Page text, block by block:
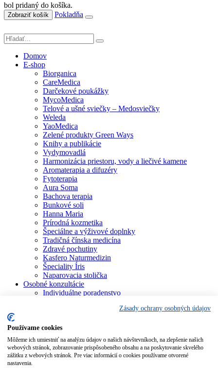
bol pridaný do košíka.
Zobraziť košík Pokladňa
Domov
E-shop
Biorganica
CareMedica
Darčekové poukážky
MycoMedica
Telové a ušné sviečky – Medosviečky
Weleda
YaoMedica
Zelené produkty Green Ways
Knihy a publikácie
Vydymovadlá
Harmonizácia priestoru, vody a liečivé kamene
Aromaterapia a difuzéry
Fytoterapia
Aura Soma
Bachova terapia
Bunkové soli
Hanna Maria
Prírodná kozmetika
Špeciálne a výživové doplnky
Tradičná čínska medicína
Zdravé pochutiny
Kasfero Naturmedizin
Špeciality Íris
Naparovacia stolička
Osobné konzultácie
Individuálne poradenstvo
Aromaterapia
Homeopatia
Individuálna a partnerská numerológia
Numerológia – kľúč života
Zásady ochrany osobných údajov
Používame cookies
Môžeme ich umiestniť na analýzu údajov o našich návštevníkoch, na zlepšenie našich
webových stránok, zobrazovanie prispôsobeného obsahu a na poskytovanie skvelého
zážitku z webových stránok. Pre viac informácií o cookies používame otvorené
nastavenia.